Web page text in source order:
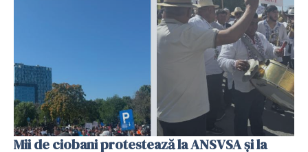
Mii de ciobani protestează la ANSVSA și la